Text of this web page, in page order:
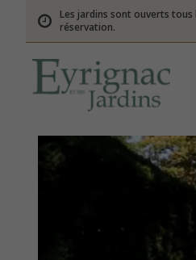
Les jardins sont ouverts tous
réservation.